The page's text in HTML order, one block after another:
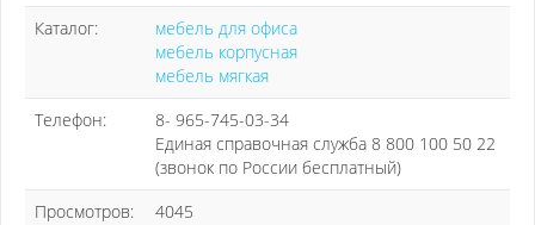
Каталог:
мебель для офиса
мебель корпусная
мебель мягкая
Телефон:
8- 965-745-03-34
Единая справочная служба 8 800 100 50 22
(звонок по России бесплатный)
Просмотров:
4045